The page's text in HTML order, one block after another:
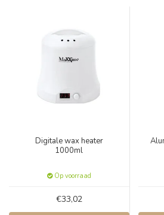
Digitale wax heater
1000ml
Op voorraad
€33,02